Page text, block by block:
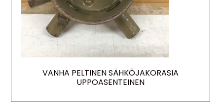
VANHA PELTINEN SÄHKÖJAKORASIA
UPPOASENTEINEN